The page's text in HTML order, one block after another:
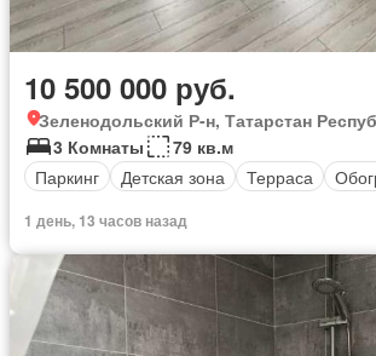
10 500 000 руб.
Зеленодольский Р-н, Татарстан
3 Комнаты
79 кв.м
Паркинг
Детская зона Терраса
1 день, 13 часов назад